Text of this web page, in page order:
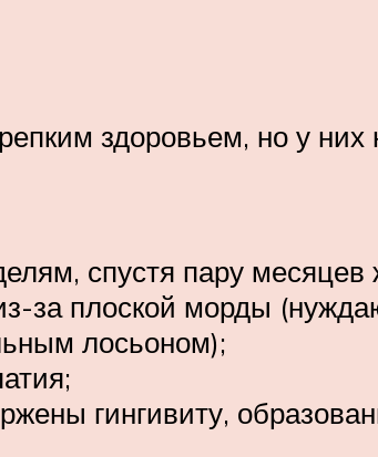
здоровьем, но у
спустя пару
за плоской морды
лосьоном);
гингивиту,